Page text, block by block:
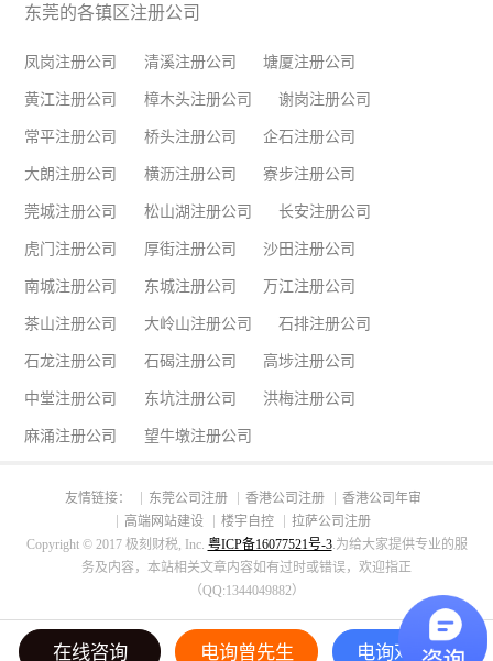
东莞的各镇区注册公司
凤岗注册公司 清溪注册公司 塘厦注册公司
黄江注册公司 樟木头注册公司 谢岗注册公司
常平注册公司 桥头注册公司 企石注册公司
大朗注册公司 横沥注册公司 寮步注册公司
莞城注册公司 松山湖注册公司 长安注册公司
虎门注册公司 厚街注册公司 沙田注册公司
南城注册公司 东城注册公司 万江注册公司
茶山注册公司 大岭山注册公司 石排注册公司
石龙注册公司 石碣注册公司 高埗注册公司
中堂注册公司 东坑注册公司 洪梅注册公司
麻涌注册公司 望牛墩注册公司
友情链接： 东莞公司注册 香港公司注册
香港公司年审
高端网站建设
楼宇自控
拉萨公司注册
Copyright © 2017 极刻财税, Inc. 粤ICP备16077521号-3.为给大家提供专业的服
务及内容，本站相关文章内容如有过时或错误，欢迎指正
（QQ:1344049882）
在线咨询 电询曾先生 电询邓小姐